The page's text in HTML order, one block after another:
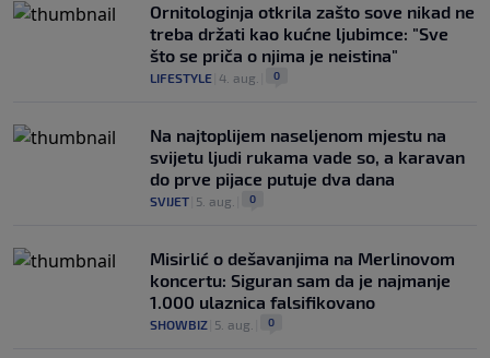
Ornitologinja otkrila zašto sove nikad ne
treba držati kao kućne ljubimce: "Sve
što se priča o njima je neistina"
LIFESTYLE 4. aug. 0
Na najtoplijem naseljenom mjestu na
svijetu ljudi rukama vade so, a karavan
do prve pijace putuje dva dana
SVIJET 5. aug. 0
Misirlić o dešavanjima na Merlinovom
koncertu: Siguran sam da je najmanje
1.000 ulaznica falsifikovano
SHOWBIZ 5. aug. 0